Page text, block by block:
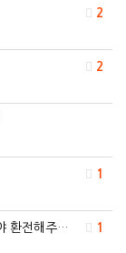
2
2
1
1
해주사요?